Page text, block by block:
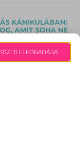
KÁNIKULÁBAN:
AMIT SOHA NE
ELFOGADÁSA